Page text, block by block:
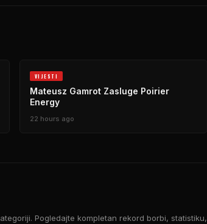
VIJESTI
Mateusz Gamrot Zasluge Poirier
Energy
22 hours ago
Pogledajte kompletan rekord borbi, statistiku,